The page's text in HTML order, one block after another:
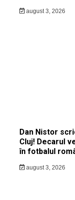
august 3, 2026
Dan Nistor
Cluj! Decarul
în fotbalul
august 3, 2026